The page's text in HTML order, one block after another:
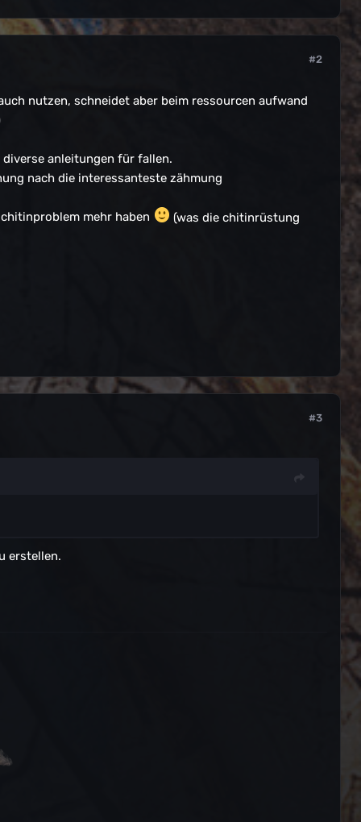
#2
nutzen, schneidet aber beim ressourcen aufwand
anleitungen für fallen.
nach die interessanteste zähmung
mehr haben (was die chitinrüstung
#3
erstellen.